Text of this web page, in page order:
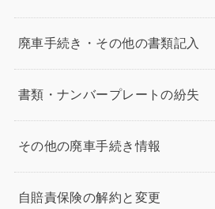
廃車手続き・その他の書類記入
書類・ナンバープレートの紛失
その他の廃車手続き情報
自賠責保険の解約と変更